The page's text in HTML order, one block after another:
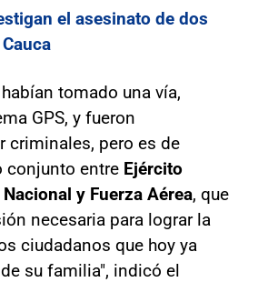
el asesinato de dos
tomado una vía,
GPS, y fueron
criminales, pero es de
conjunto entre Ejército
y Fuerza Aérea, que
necesaria para lograr la
ciudadanos que hoy ya
su familia", indicó el